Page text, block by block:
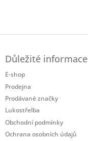
Důležité informace
E-shop
Prodejna
Prodávané značky
Lukostřelba
Obchodní podmínky
Ochrana osobních údajů